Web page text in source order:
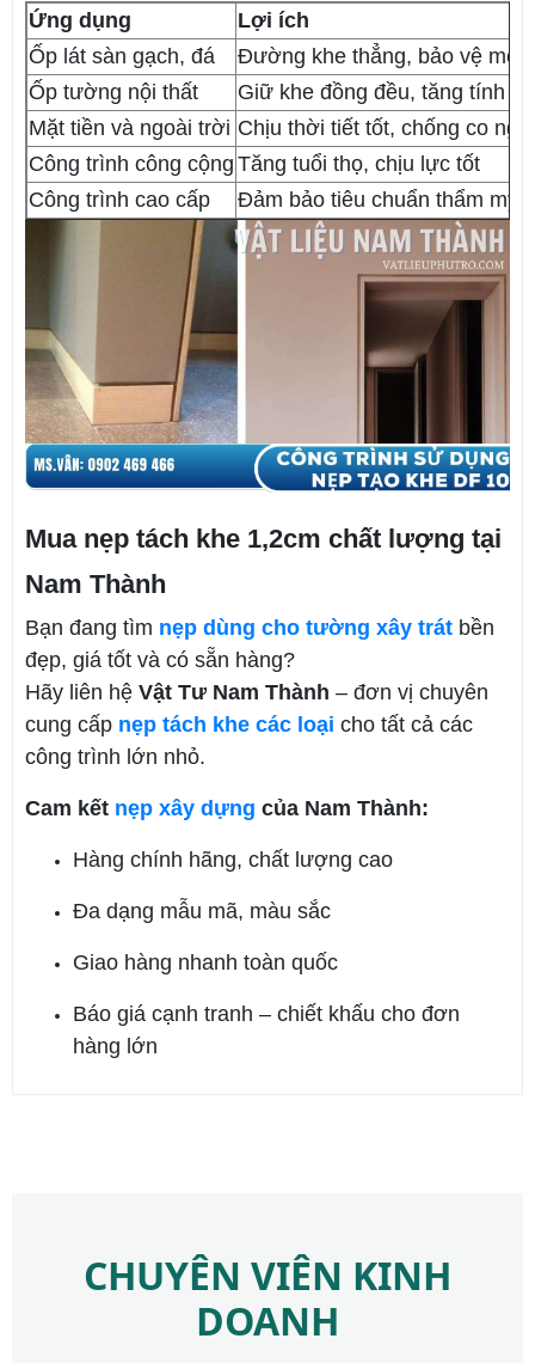
Ứng dụng
Lợi ích
Ốp lát sàn gạch, đá
Đường khe thẳng, bảo vệ
Ốp tường nội thất
Giữ khe đồng đều, tăng tính
Mặt tiền và ngoài trời Chịu thời tiết tốt, chống co
Công trình công cộng Tăng tuổi thọ, chịu lực tốt
Công trình cao cấp
Đảm bảo tiêu chuẩn thẩm mỹ,
Mua nẹp tách khe 1,2cm chất lượng tại
Nam Thành
Bạn đang tìm nẹp dùng cho tường xây trát bền
đẹp, giá tốt và có sẵn hàng?
Hãy liên hệ Vật Tư Nam Thành – đơn vị chuyên
cung cấp nẹp tách khe các loại cho tất cả các
công trình lớn nhỏ.
Cam kết nẹp xây dựng của Nam Thành:
Hàng chính hãng, chất lượng cao
Đa dạng mẫu mã, màu sắc
Giao hàng nhanh toàn quốc
Báo giá cạnh tranh – chiết khấu cho đơn
hàng lớn
CHUYÊN VIÊN KINH
DOANH